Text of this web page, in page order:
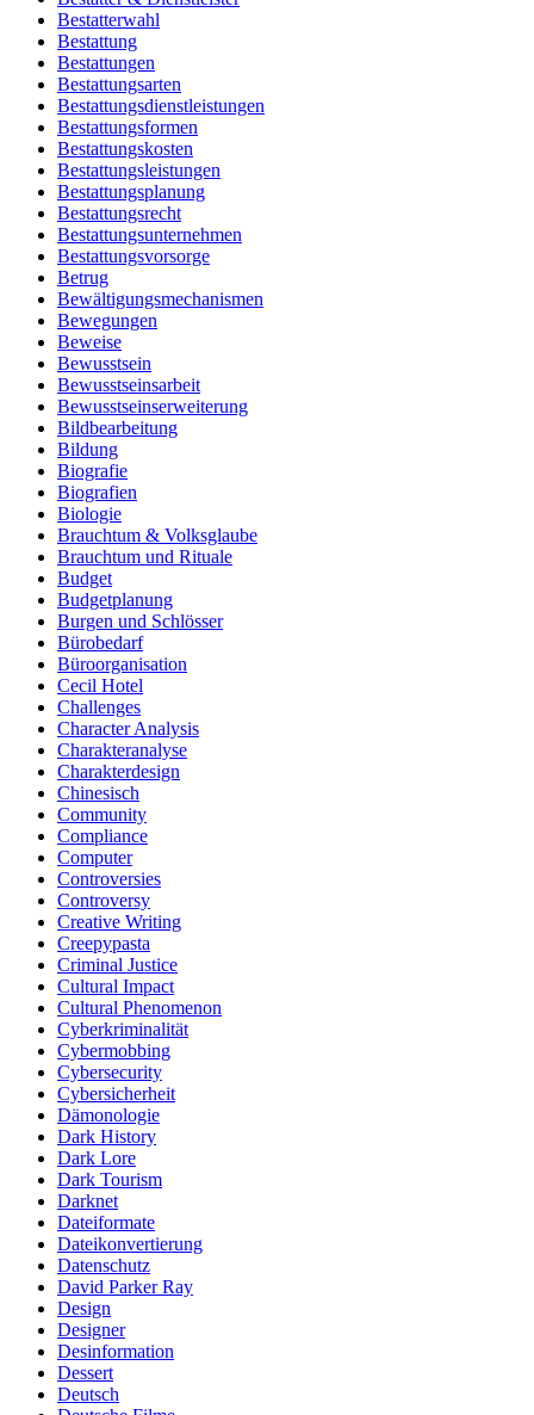
Bestatterwahl
Bestattung
Bestattungen
Bestattungsarten
Bestattungsdienstleistungen
Bestattungsformen
Bestattungskosten
Bestattungsleistungen
Bestattungsplanung
Bestattungsrecht
Bestattungsunternehmen
Bestattungsvorsorge
Betrug
Bewältigungsmechanismen
Bewegungen
Beweise
Bewusstsein
Bewusstseinsarbeit
Bewusstseinserweiterung
Bildbearbeitung
Bildung
Biografie
Biografien
Biologie
Brauchtum & Volksglaube
Brauchtum und Rituale
Budget
Budgetplanung
Burgen und Schlösser
Bürobedarf
Büroorganisation
Cecil Hotel
Challenges
Character Analysis
Charakteranalyse
Charakterdesign
Chinesisch
Community
Compliance
Computer
Controversies
Controversy
Creative Writing
Creepypasta
Criminal Justice
Cultural Impact
Cultural Phenomenon
Cyberkriminalität
Cybermobbing
Cybersecurity
Cybersicherheit
Dämonologie
Dark History
Dark Lore
Dark Tourism
Darknet
Dateiformate
Dateikonvertierung
Datenschutz
David Parker Ray
Design
Designer
Desinformation
Dessert
Deutsch